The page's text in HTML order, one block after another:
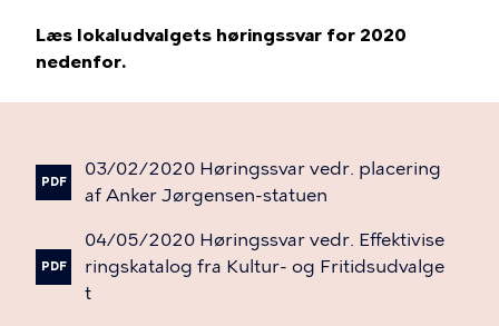
Læs lokaludvalgets høringssvar for 2020
nedenfor.
PDF
03/02/2020 Høringssvar vedr. placering
af Anker Jørgensen-statuen
PDF
04/05/2020 Høringssvar vedr. Effektivise
ringskatalog fra Kultur- og Fritidsudvalge
t